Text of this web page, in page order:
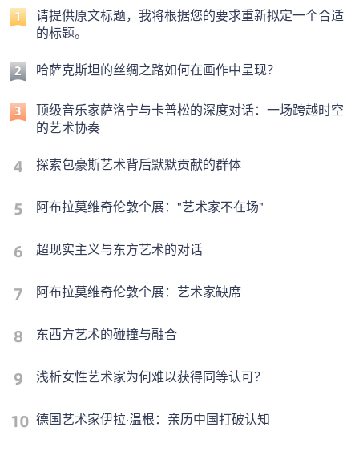
请提供原文标题，我将根据您的要求重新拟定一个合适
的标题。
哈萨克斯坦的丝绸之路如何在画作中呈现？
顶级音乐家萨洛宁与卡普松的深度对话：一场跨越时空
的艺术协奏
探索包豪斯艺术背后默默贡献的群体
阿布拉莫维奇伦敦个展："艺术家不在场"
超现实主义与东方艺术的对话
阿布拉莫维奇伦敦个展：艺术家缺席
东西方艺术的碰撞与融合
浅析女性艺术家为何难以获得同等认可？
德国艺术家伊拉·温根：亲历中国打破认知